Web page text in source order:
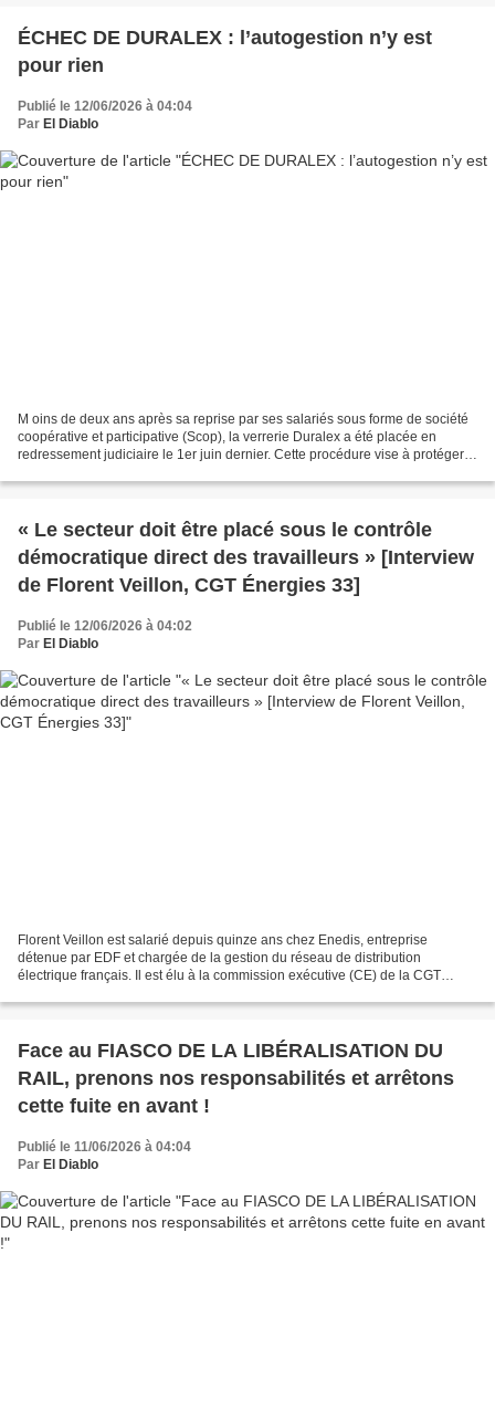
ÉCHEC DE DURALEX : l’autogestion n’y est
pour rien
Publié le 12/06/2026 à 04:04
Par El Diablo
M oins de deux ans après sa reprise par ses salariés sous forme de société
coopérative et participative (Scop), la verrerie Duralex a été placée en
redressement judiciaire le 1er juin dernier. Cette procédure vise à protéger
« Le secteur doit être placé sous le contrôle
démocratique direct des travailleurs » [Interview
de Florent Veillon, CGT Énergies 33]
Publié le 12/06/2026 à 04:02
Par El Diablo
Florent Veillon est salarié depuis quinze ans chez Enedis, entreprise
détenue par EDF et chargée de la gestion du réseau de distribution
électrique français. Il est élu à la commission exécutive (CE) de la CGT
Face au FIASCO DE LA LIBÉRALISATION DU
RAIL, prenons nos responsabilités et arrêtons
cette fuite en avant !
Publié le 11/06/2026 à 04:04
Par El Diablo